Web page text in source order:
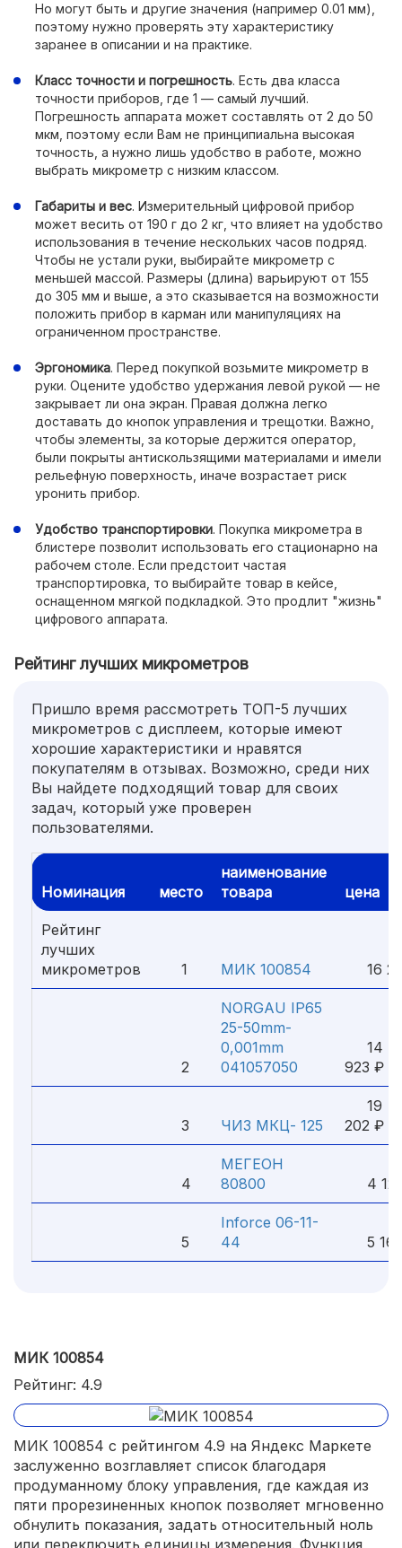
Но могут быть и другие значения (например 0.01 мм),
поэтому нужно проверять эту характеристику
заранее в описании и на практике.
Класс точности и погрешность. Есть два класса
точности приборов, где 1 — самый лучший.
Погрешность аппарата может составлять от 2 до 50
мкм, поэтому если Вам не принципиальна высокая
точность, а нужно лишь удобство в работе, можно
выбрать микрометр с низким классом.
Габариты и вес. Измерительный цифровой прибор
может весить от 190 г до 2 кг, что влияет на удобство
использования в течение нескольких часов подряд.
Чтобы не устали руки, выбирайте микрометр с
меньшей массой. Размеры (длина) варьируют от 155
до 305 мм и выше, а это сказывается на возможности
положить прибор в карман или манипуляциях на
ограниченном пространстве.
Эргономика. Перед покупкой возьмите микрометр в
руки. Оцените удобство удержания левой рукой — не
закрывает ли она экран. Правая должна легко
доставать до кнопок управления и трещотки. Важно,
чтобы элементы, за которые держится оператор,
были покрыты антискользящими материалами и имели
рельефную поверхность, иначе возрастает риск
уронить прибор.
Удобство транспортировки. Покупка микрометра в
блистере позволит использовать его стационарно на
рабочем столе. Если предстоит частая
транспортировка, то выбирайте товар в кейсе,
оснащенном мягкой подкладкой. Это продлит "жизнь"
цифрового аппарата.
Рейтинг лучших микрометров
Пришло время рассмотреть ТОП-5 лучших
микрометров с дисплеем, которые имеют
хорошие характеристики и нравятся
покупателям в отзывах. Возможно, среди них
Вы найдете подходящий товар для своих
задач, который уже проверен
пользователями.
Номинация место
наименование
товара
цена
Рейтинг
лучших
микрометров
1 МИК 100854 16
2
NORGAU IP65
25-50mm-
0,001mm
041057050
14
923 ₽
3 ЧИЗ МКЦ- 125
19
202 ₽
4
МЕГЕОН
80800
4
5
Inforce 06-11-
44
5
МИК 100854
Рейтинг: 4.9
МИК 100854 с рейтингом 4.9 на Яндекс Маркете
заслуженно возглавляет список благодаря
продуманному блоку управления, где каждая из
пяти прорезиненных кнопок позволяет мгновенно
обнулить показания, задать относительный ноль
или переключить единицы измерения. Функция